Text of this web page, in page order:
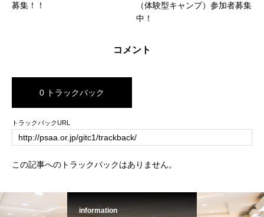
募集！！
（体験型キャンプ）参加者募集
中！
コメント
0 トラックバック
トラックバックURL
この記事へのトラックバックはありません。
information